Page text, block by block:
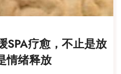
SPA疗愈，不止是放
情绪释放